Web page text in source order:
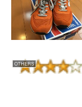
OTHERS